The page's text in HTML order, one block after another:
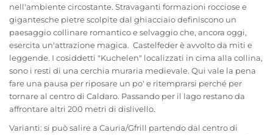
nell'ambiente circostante. Stravaganti formazioni rocciose e
gigantesche pietre scolpite dal ghiacciaio definiscono un
paesaggio collinare romantico e selvaggio che, ancora oggi,
esercita un'attrazione magica. Castelfeder è avvolto da miti e
leggende. I cosiddetti "Kuchelen" localizzati in cima alla collina,
sono i resti di una cerchia muraria medievale. Qui vale la pena
fare una pausa per riposare un po' e ritemprarsi perché per
tornare al centro di Caldaro. Passando per il lago restano da
affrontare altri 200 metri di dislivello.
Varianti: si può salire a Cauria/Gfrill partendo dal centro di